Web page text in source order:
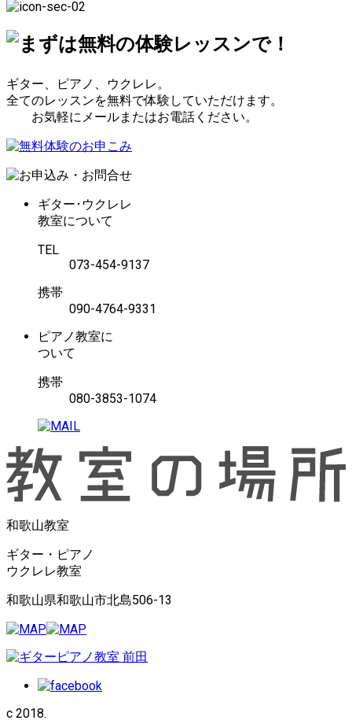
テ
リ
ギター、ピアノ、ウクレレ。
全てのレッスンを無料で体験していただけます。
お気軽にメールまたはお電話ください。
ギター･ウクレレ
教室について
TEL
073-454-9137
携帯
090-4764-9331
ピアノ教室に
ついて
携帯
080-3853-1074
和歌山教室
ギター・ピアノ
ウクレレ教室
和歌山県和歌山市北島506-13
c 2018.